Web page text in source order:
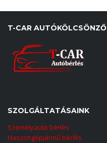
T-CAR AUTÓKÖLCSÖNZŐ
SZOLGÁLTATÁSAINK
Személyautó bérlés
Haszongépjármű bérlés